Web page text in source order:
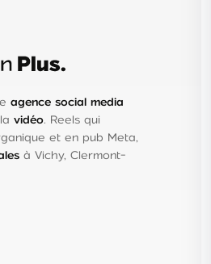
agence social media
vidéo. Reels qui
et en pub Meta,
à Vichy, Clermont-